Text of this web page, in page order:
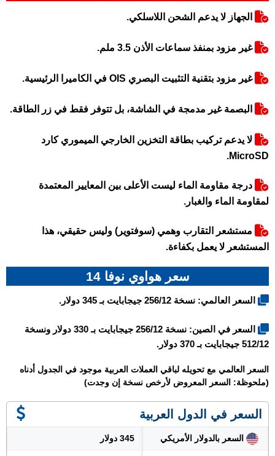
الجهاز لا يدعم الشحن اللاسلكي.
غير مزود بمنفذ سماعات الأذن 3.5 ملم.
غير مزود بتقنية التثبيت البصري OIS في الكاميرا الرئيسية.
البصمة غير مدمجة في الشاشة، بل تتوفر فقط في زر الطاقة.
لا يدعم تركيب بطاقة التخزين الخارجي الميموري كارد
MicroSD.
درجة مقاومة الماء ليست الأعلى بين المعايير المعتمدة
لمقاومة الماء والغبار.
مستشعر التقارب وهمي (سوفتوير) وليس حقيقي، هذا
المستشعر لا يعمل بكفاءة.
سعر هواوي نوفا 14
السعر العالمي: نسخة 256/12 جيجابايت بـ 345 دولار.
السعر في الصين: نسخة 256/12 جيجابايت بـ 330 دولار ونسخة
512/12 جيجابايت بـ 370 دولار.
السعر العالمي مع تحويله لباقي العملات العربية موجود في الجدول أدناه
(ملحوظة: السعر المعروض لأرخص نسخة إن وجدت)
السعر في الدول العربية
السعر بالدولار الأمريكي 345 دولار